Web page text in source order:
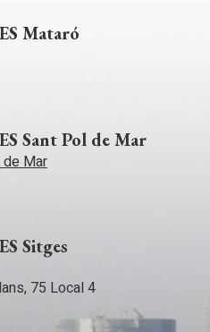
Mataró
Sant Pol de Mar
de Mar
Sitges
75 Local 4